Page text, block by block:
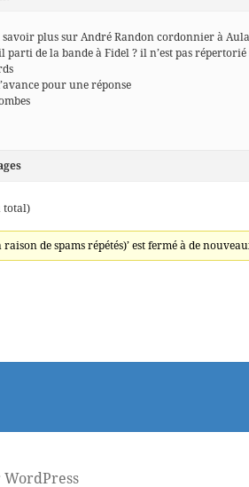
savoir plus sur André Randon cordonnier à
parti de la bande à Fidel ? il n’est pas
pour une réponse
total)
de spams répétés)’ est fermé à de